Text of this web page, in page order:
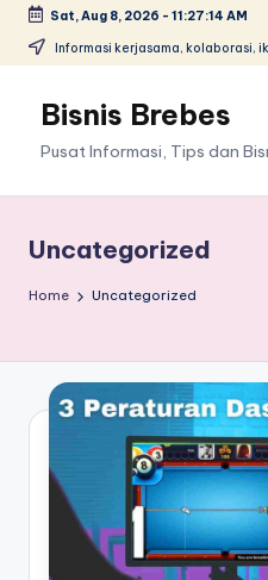
Skip
content
Sat, Aug 8, 2026 - 11:27:15 AM
Informasi kerjasama, kolaborasi,
Bisnis Brebes
Pusat Informasi, Tips dan
Uncategorized
Home Uncategorized